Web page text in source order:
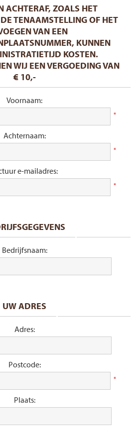
ACHTERAF, ZOALS HET
TENAAMSTELLING OF HET
VAN EEN
KUNNEN
KOSTEN.
WIJ EEN VERGOEDING VAN
€ 10,-
Voornaam:
*
Achternaam:
*
e-mailadres:
*
Bedrijfsnaam:
UW ADRES
Adres:
Postcode:
*
Plaats: